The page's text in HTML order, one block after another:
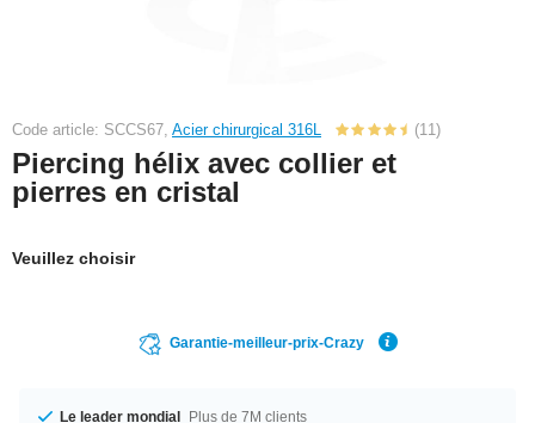
Code article: SCCS67, Acier chirurgical 316L (11)
Piercing hélix avec collier et
pierres en cristal
Veuillez choisir
Garantie-meilleur-prix-Crazy
Le leader mondial Plus de 7M clients